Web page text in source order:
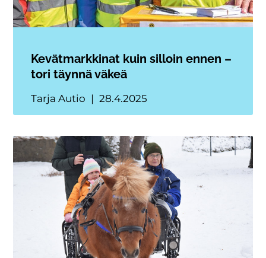
Kevätmarkkinat kuin silloin ennen –
tori täynnä väkeä
Tarja Autio 28.4.2025